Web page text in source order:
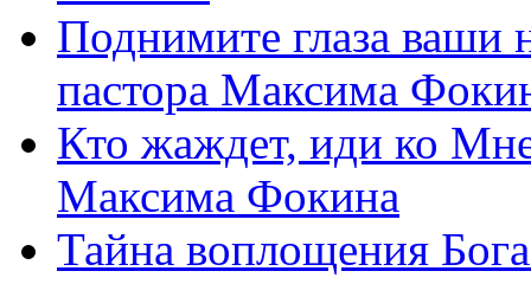
Поднимите глаза ваши
пастора Максима
Кто жаждет, иди ко
Максима Фокина
Тайна воплощения